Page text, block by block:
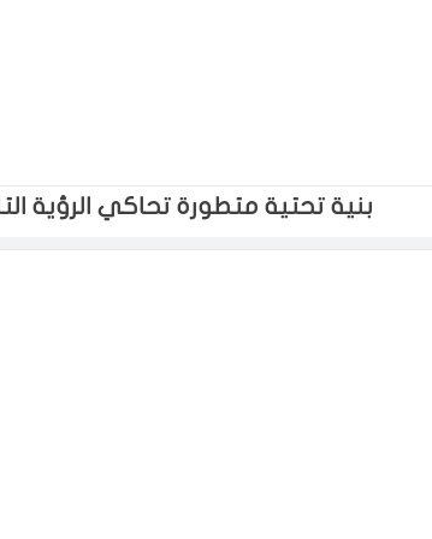
بنية تحتية متطورة تحاكي الرؤية